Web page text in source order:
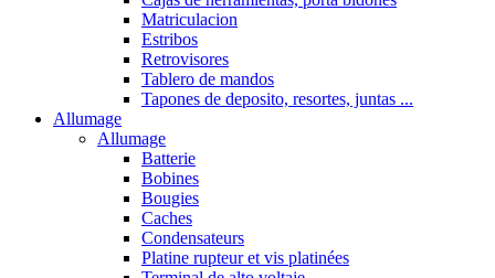
Matriculacion
Estribos
Retrovisores
Tablero de mandos
Tapones de deposito, resortes, juntas ...
Allumage
Allumage
Batterie
Bobines
Bougies
Caches
Condensateurs
Platine rupteur et vis platinées